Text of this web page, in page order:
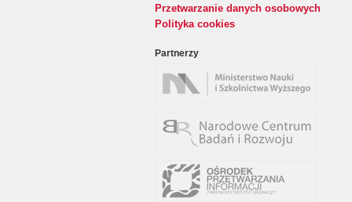
Przetwarzanie danych osobowych
Polityka cookies
Partnerzy